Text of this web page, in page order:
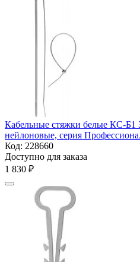
Кабельные стяжки белые КС-Б1
нейлоновые, серия
Код: 228660
Доступно для заказа
1 830 ₽